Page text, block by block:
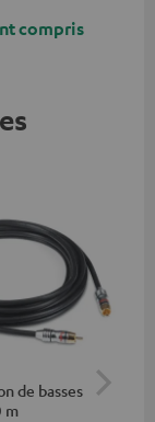
compris
de basses
m